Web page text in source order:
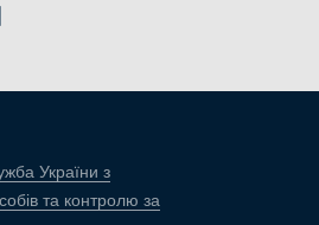
України з
та контролю за